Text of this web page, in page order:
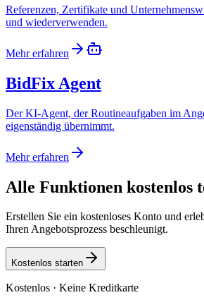
Referenzen, Zertifikate und
und wiederverwenden.
Mehr erfahren
BidFix Agent
Der KI-Agent, der Routineaufgaben im
eigenständig übernimmt.
Mehr erfahren
Alle Funktionen kostenlos
Erstellen Sie ein kostenloses Konto und
Ihren Angebotsprozess beschleunigt.
Kostenlos starten
Kostenlos · Keine Kreditkarte